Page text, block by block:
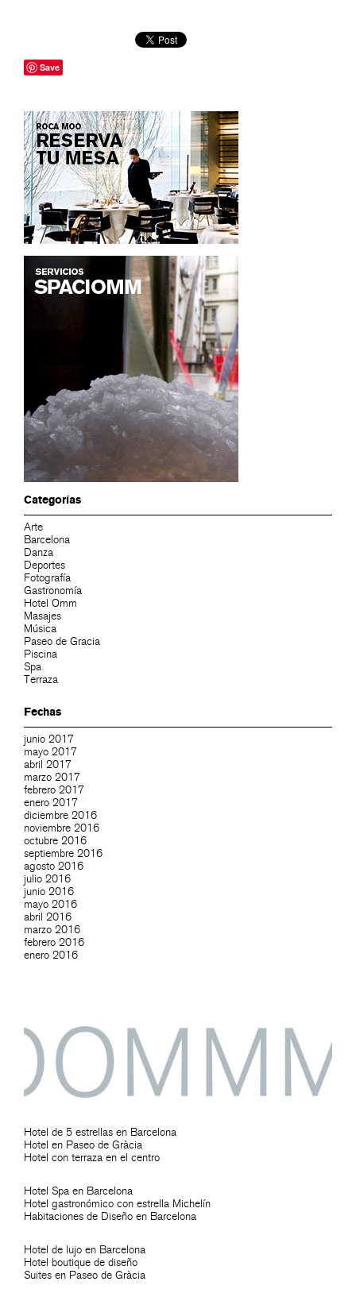
Save
Categorías
Arte
Barcelona
Danza
Deportes
Fotografía
Gastronomía
Hotel Omm
Masajes
Música
Paseo de Gracia
Piscina
Spa
Terraza
Fechas
junio 2017
mayo 2017
abril 2017
marzo 2017
febrero 2017
enero 2017
diciembre 2016
noviembre 2016
octubre 2016
septiembre 2016
agosto 2016
julio 2016
junio 2016
mayo 2016
abril 2016
marzo 2016
febrero 2016
enero 2016
Hotel de 5 estrellas en Barcelona
Hotel en Paseo de Gràcia
Hotel con terraza en el centro
Hotel Spa en Barcelona
Hotel gastronómico con estrella Michelín
Habitaciones de Diseño en Barcelona
Hotel de lujo en Barcelona
Hotel boutique de diseño
Suites en Paseo de Gràcia